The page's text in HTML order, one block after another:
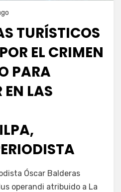
TURÍSTICOS
EL CRIMEN
PARA
EN LAS
Óscar Balderas
operandi atribuido a La